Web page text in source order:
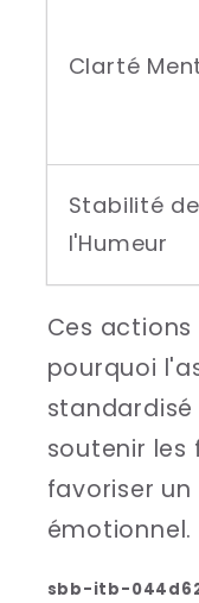
Clarté
Stabilité de
l'Humeur
Ces
pourquoi
soutenir
favoriser
émotionnel.
sbb-itb-